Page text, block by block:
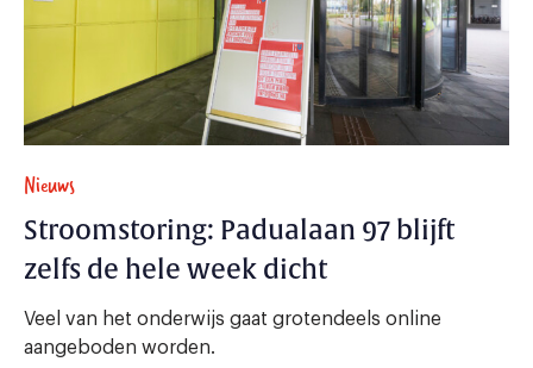
Nieuws
Stroomstoring: Padualaan 97 blijft
zelfs de hele week dicht
Veel van het onderwijs gaat grotendeels online
aangeboden worden.